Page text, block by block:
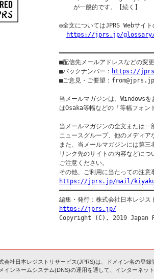
    が一般的です。【続く】
◎全文についてはJPRS Webサイ
https://jprs.jp/glossary/
■配信先メールアドレスなどの変
■バックナンバー： https://
■ご意見・ご要望：from@jprs.jp
当メールマガジンは、Windowsを
はOsaka等幅などの「等幅フォン
当メールマガジンの全文または一
ニュースグループ、他のメディ
また、当メールマガジンには第
リンク先のサイトの内容などに
ご注意ください。
https://jprs.jp/mail/
https://jprs.jp/
会社日本レジストリサービス(JPRS)は、ドメイン名の登録
インネームシステム(DNS)の運用を通して、インターネッ